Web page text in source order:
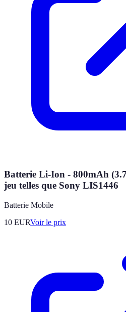
Batterie Li-Ion - 800mAh
jeu telles que Sony LIS1446
Batterie Mobile
10 EURVoir le prix